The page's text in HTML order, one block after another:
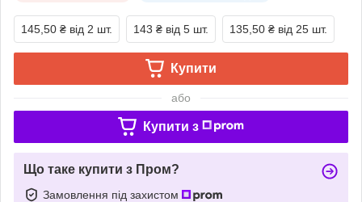
145,50 ₴ від 2 шт. 143 ₴ від 5 шт. 135,50 ₴ від 25 шт.
Купити
або
Купити з
Що таке купити з Пром?
Замовлення під захистом